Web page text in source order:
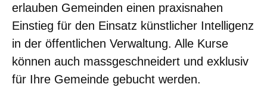
erlauben Gemeinden einen praxisnahen
Einstieg für den Einsatz künstlicher Intelligenz
in der öffentlichen Verwaltung. Alle Kurse
können auch massgeschneidert und exklusiv
für Ihre Gemeinde gebucht werden.